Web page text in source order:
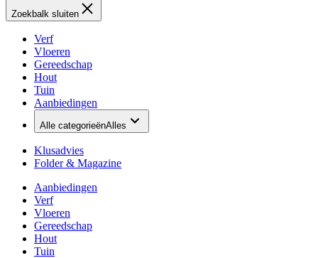
Zoekbalk sluiten
Verf
Vloeren
Gereedschap
Hout
Tuin
Aanbiedingen
Alle categorieënAlles
Klusadvies
Folder & Magazine
Aanbiedingen
Verf
Vloeren
Gereedschap
Hout
Tuin